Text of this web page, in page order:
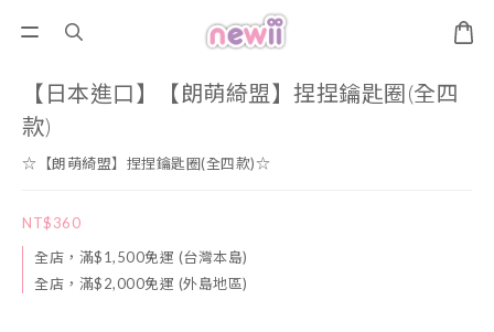
【日本進口】【朗萌綺盟】捏捏鑰匙圈(全四
款)
☆【朗萌綺盟】捏捏鑰匙圈(全四款)☆
NT$360
全店，滿$1,500免運 (台灣本島)
全店，滿$2,000免運 (外島地區)